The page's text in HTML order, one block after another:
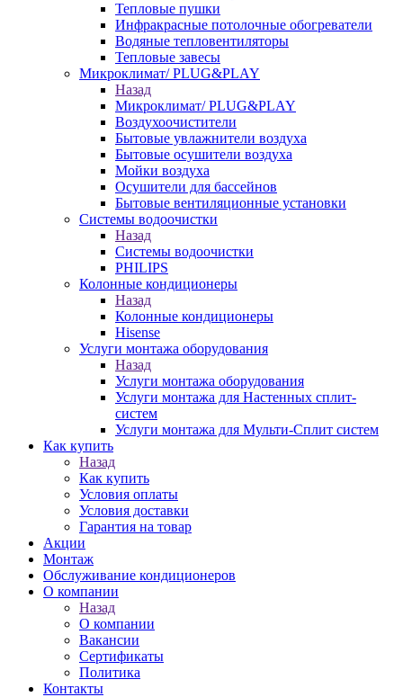
Тепловые пушки
Инфракрасные потолочные обогреватели
Водяные тепловентиляторы
Тепловые завесы
Микроклимат/ PLUG&PLAY
Назад
Микроклимат/ PLUG&PLAY
Воздухоочистители
Бытовые увлажнители воздуха
Бытовые осушители воздуха
Мойки воздуха
Осушители для бассейнов
Бытовые вентиляционные установки
Системы водоочистки
Назад
Системы водоочистки
PHILIPS
Колонные кондиционеры
Назад
Колонные кондиционеры
Hisense
Услуги монтажа оборудования
Назад
Услуги монтажа оборудования
Услуги монтажа для Настенных сплит-
систем
Услуги монтажа для Мульти-Сплит систем
Как купить
Назад
Как купить
Условия оплаты
Условия доставки
Гарантия на товар
Акции
Монтаж
Обслуживание кондиционеров
О компании
Назад
О компании
Вакансии
Сертификаты
Политика
Контакты